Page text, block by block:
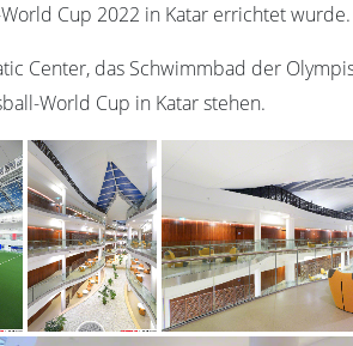
Cup 2022 in Katar errichtet wurde.
Center, das Schwimmbad der
World Cup in Katar stehen.